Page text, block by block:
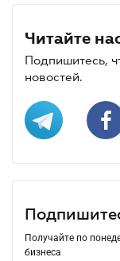
Читайте
Подпишитесь,
новостей.
Получайте по
бизнеса